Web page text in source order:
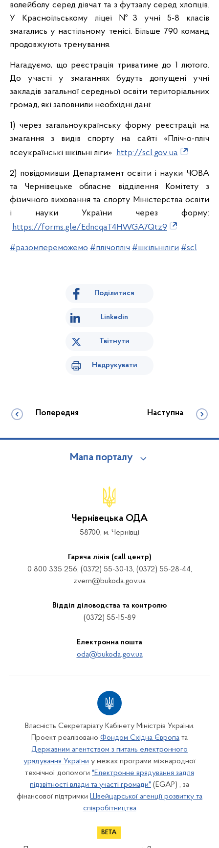
волейболу серед дівчат та з футзалу серед хлопців.
У Красноїльському ліцеї №3 учні 5-8 класів
змагались у настільному тенісі. Більше 790 команд
продовжують тренування.
Нагадуємо, що реєстрація триватиме до 1 лютого.
До участі у змаганнях будуть допущені учні
закладів загальної середньої освіти територіальних
громад, які заповнили необхідні дані:
1) через загальноукраїнську форму реєстрації на
змагання з видів спорту на сайті «Пліч-о-пліч
всеукраїнські шкільні ліги» http://scl.gov.ua
2) повідомивши Департамент освіти і науки ЧОВА
та Чернівецьке обласне відділення Комітету з
фізичного виховання та спорту Міністерства освіти
і науки України через форму:
https://forms.gle/EdncqaT4HWGA7Qtz9
#разомпереможемо #плічопліч #шкільніліги #scl
Поділитися
Linkedin
Твітнути
Надрукувати
Попередня Наступна
Мапа порталу
Чернівецька ОДА
58700, м. Чернівці
Гаряча лінія (call центр)
0 800 335 256, (0372) 55-30-13, (0372) 55-28-44,
zvern@bukoda.gov.ua
Відділ діловодства та контролю
(0372) 55-15-89
Електронна пошта
oda@bukoda.gov.ua
Власність Секретаріату Кабінету Міністрів України.
Проект реалізовано Фондом Східна Європа та
Державним агентством з питань електронного
урядування України у межах програми міжнародної
технічної допомоги "Електронне врядування задля
підзвітності влади та участі громади" (EGAP) , за
фінансової підтримки Швейцарської агенції розвитку та
співробітництва